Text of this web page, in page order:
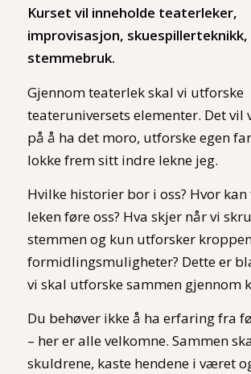
Kurset vil inneholde teaterleker,
improvisasjon,
stemmebruk.
Gjennom teaterlek skal vi utforske
teateruniversets elementer. Det vil
på å ha det moro, utforske egen
lokke frem sitt indre lekne jeg.
Hvilke historier bor i oss? Hvor
leken føre oss? Hva skjer når vi
stemmen og kun utforsker
formidlingsmuligheter? Dette er
vi skal utforske sammen gjennom
Du behøver ikke å ha erfaring fra
– her er alle velkomne. Sammen
skuldrene, kaste hendene i været